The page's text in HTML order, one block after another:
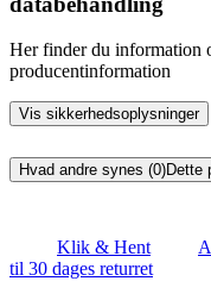
Her finder du information
producentinformation
Vis sikkerhedsoplysninger
Hvad andre synes (0)Dette
Klik & Hent
til 30 dages returret